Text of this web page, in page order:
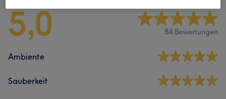
5,0 84 Bewertungen
Ambiente
Sauberkeit